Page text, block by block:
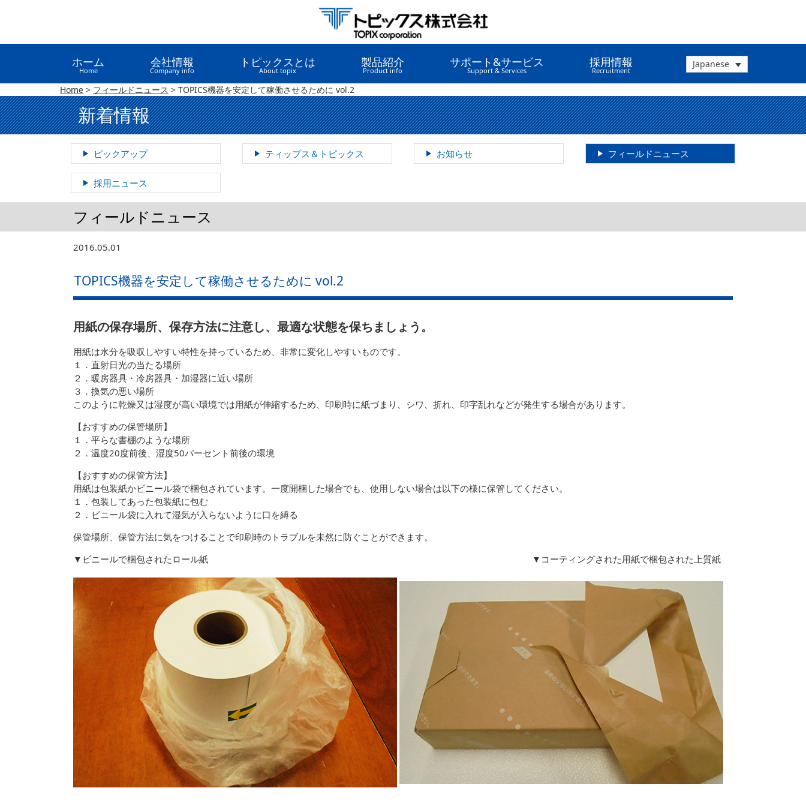
ホーム
Home
会社情報
Company info
トピックスとは
About topix
製品紹介
Product info
サポート&サービス
Support & Services
採用情報
Recruitment
Japanese
Home > フィールドニュース > TOPICS機器を安定して稼働させるために vol.2
新着情報
ピックアップ ティップス＆トピックス お知らせ フィールドニュース
採用ニュース
フィールドニュース
2016.05.01
TOPICS機器を安定して稼働させるために vol.2
用紙の保存場所、保存方法に注意し、最適な状態を保ちましょう。
用紙は水分を吸収しやすい特性を持っているため、非常に変化しやすいものです。
１．直射日光の当たる場所
２．暖房器具・冷房器具・加湿器に近い場所
３．換気の悪い場所
このように乾燥又は湿度が高い環境では用紙が伸縮するため、印刷時に紙づまり、シワ、折れ、印字乱れなどが発生する場合があります。
【おすすめの保管場所】
１．平らな書棚のような場所
２．温度20度前後、湿度50パーセント前後の環境
【おすすめの保管方法】
用紙は包装紙かビニール袋で梱包されています。一度開梱した場合でも、使用しない場合は以下の様に保管してください。
１．包装してあった包装紙に包む
２．ビニール袋に入れて湿気が入らないように口を縛る
保管場所、保管方法に気をつけることで印刷時のトラブルを未然に防ぐことができます。
▼ビニールで梱包されたロール紙 ▼コーティングされた用紙で梱包された上質紙